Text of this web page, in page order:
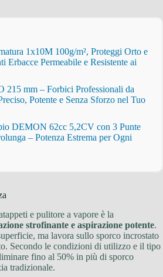
1x10M 100g/m², Proteggi Orto e
Erbacce Permeabile e Resistente ai
mm – Forbici Professionali da
Potente e Senza Sforzo nel Tuo
DEMON 62cc 5,2CV con 3 Punte
– Potenza Estrema per Ogni
e pulitore a vapore è la
strofinante e aspirazione potente.
ma lavora sullo sporco incrostato
Secondo le condizioni di utilizzo e il tipo
fino al 50% in più di sporco
tradizionale.